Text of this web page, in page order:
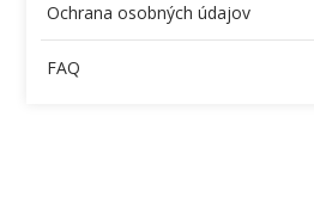
Ochrana osobných údajov
FAQ